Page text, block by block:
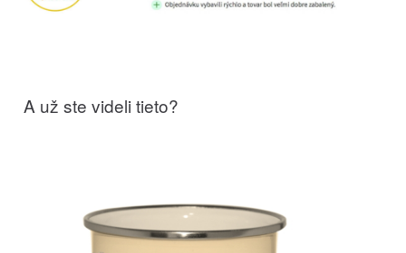
A už ste videli tieto?